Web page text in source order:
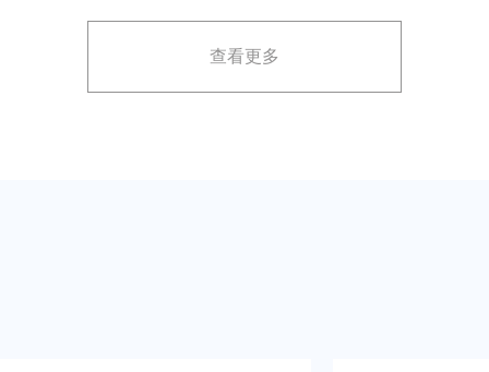
展示方案，以最大化媒体报道和消费者关注。
查看更多